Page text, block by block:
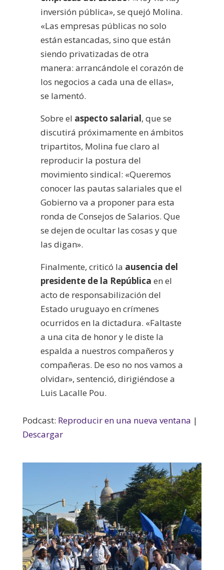
inversión pública», se quejó Molina.
«Las empresas públicas no solo
están estancadas, sino que están
siendo privatizadas de otra
manera: arrancándole el corazón de
los negocios a cada una de ellas»,
se lamentó.
Sobre el aspecto salarial, que se
discutirá próximamente en ámbitos
tripartitos, Molina fue claro al
reproducir la postura del
movimiento sindical: «Queremos
conocer las pautas salariales que el
Gobierno va a proponer para esta
ronda de Consejos de Salarios. Que
se dejen de ocultar las cosas y que
las digan».
Finalmente, criticó la ausencia del
presidente de la República en el
acto de responsabilización del
Estado uruguayo en crímenes
ocurridos en la dictadura. «Faltaste
a una cita de honor y le diste la
espalda a nuestros compañeros y
compañeras. De eso no nos vamos a
olvidar», sentenció, dirigiéndose a
Luis Lacalle Pou.
Podcast: Reproducir en una nueva ventana |
Descargar